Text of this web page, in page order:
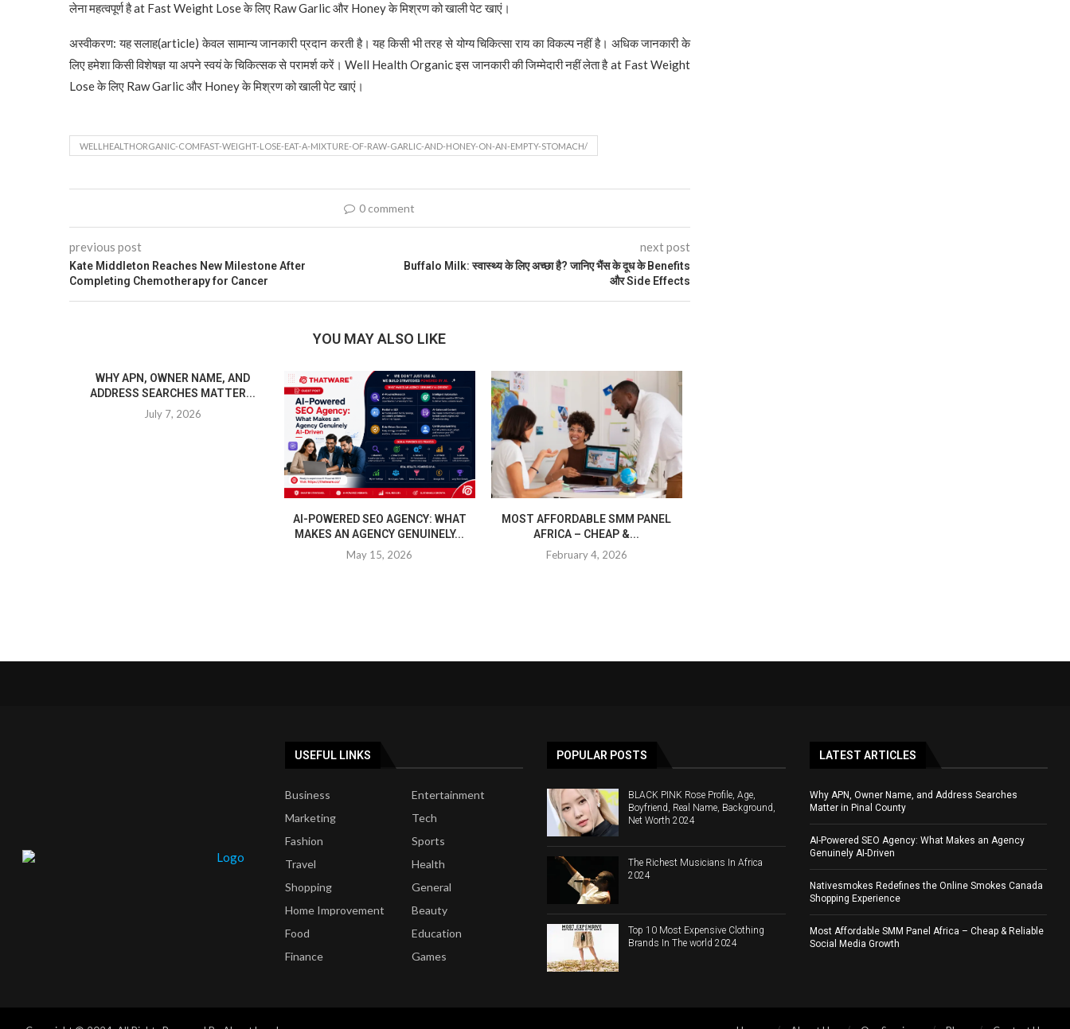
लेना महत्वपूर्ण है at Fast Weight Lose के लिए Raw Garlic और Honey के मिश्रण को खाली पेट खाएं।
अस्वीकरण: यह सलाह(article) केवल सामान्य जानकारी प्रदान करती है। यह किसी भी तरह से योग्य चिकित्सा राय का विकल्प नहीं है। अधिक जानकारी के
लिए हमेशा किसी विशेषज्ञ या अपने स्वयं के चिकित्सक से परामर्श करें। Well Health Organic इस जानकारी की जिम्मेदारी नहीं लेता है at Fast Weight
Lose के लिए Raw Garlic और Honey के मिश्रण को खाली पेट खाएं।
WELLHEALTHORGANIC-COMFAST-WEIGHT-LOSE-EAT-A-MIXTURE-OF-RAW-GARLIC-AND-HONEY-ON-AN-EMPTY-STOMACH/
0 comment
previous post
Kate Middleton Reaches New Milestone After
Completing Chemotherapy for Cancer
next post
Buffalo Milk: स्वास्थ्य के लिए अच्छा है? जानिए भैंस के दूध के Benefits
और Side Effects
YOU MAY ALSO LIKE
WHY APN, OWNER NAME, AND
ADDRESS SEARCHES MATTER...
July 7, 2026
AI-POWERED SEO AGENCY: WHAT
MAKES AN AGENCY GENUINELY...
May 15, 2026
MOST AFFORDABLE SMM PANEL
AFRICA – CHEAP &...
February 4, 2026
USEFUL LINKS
Business
Entertainment
Marketing
Tech
Fashion
Sports
Travel
Health
Shopping
General
Home Improvement
Beauty
Food
Education
Finance
Games
POPULAR POSTS
BLACK PINK Rose Profile, Age,
Boyfriend, Real Name, Background,
Net Worth 2024
The Richest Musicians In Africa
2024
Top 10 Most Expensive Clothing
Brands In The world 2024
LATEST ARTICLES
Why APN, Owner Name, and Address Searches
Matter in Pinal County
AI-Powered SEO Agency: What Makes an Agency
Genuinely AI-Driven
Nativesmokes Redefines the Online Smokes Canada
Shopping Experience
Most Affordable SMM Panel Africa – Cheap & Reliable
Social Media Growth